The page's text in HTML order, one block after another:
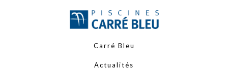
Carré Bleu
Actualités